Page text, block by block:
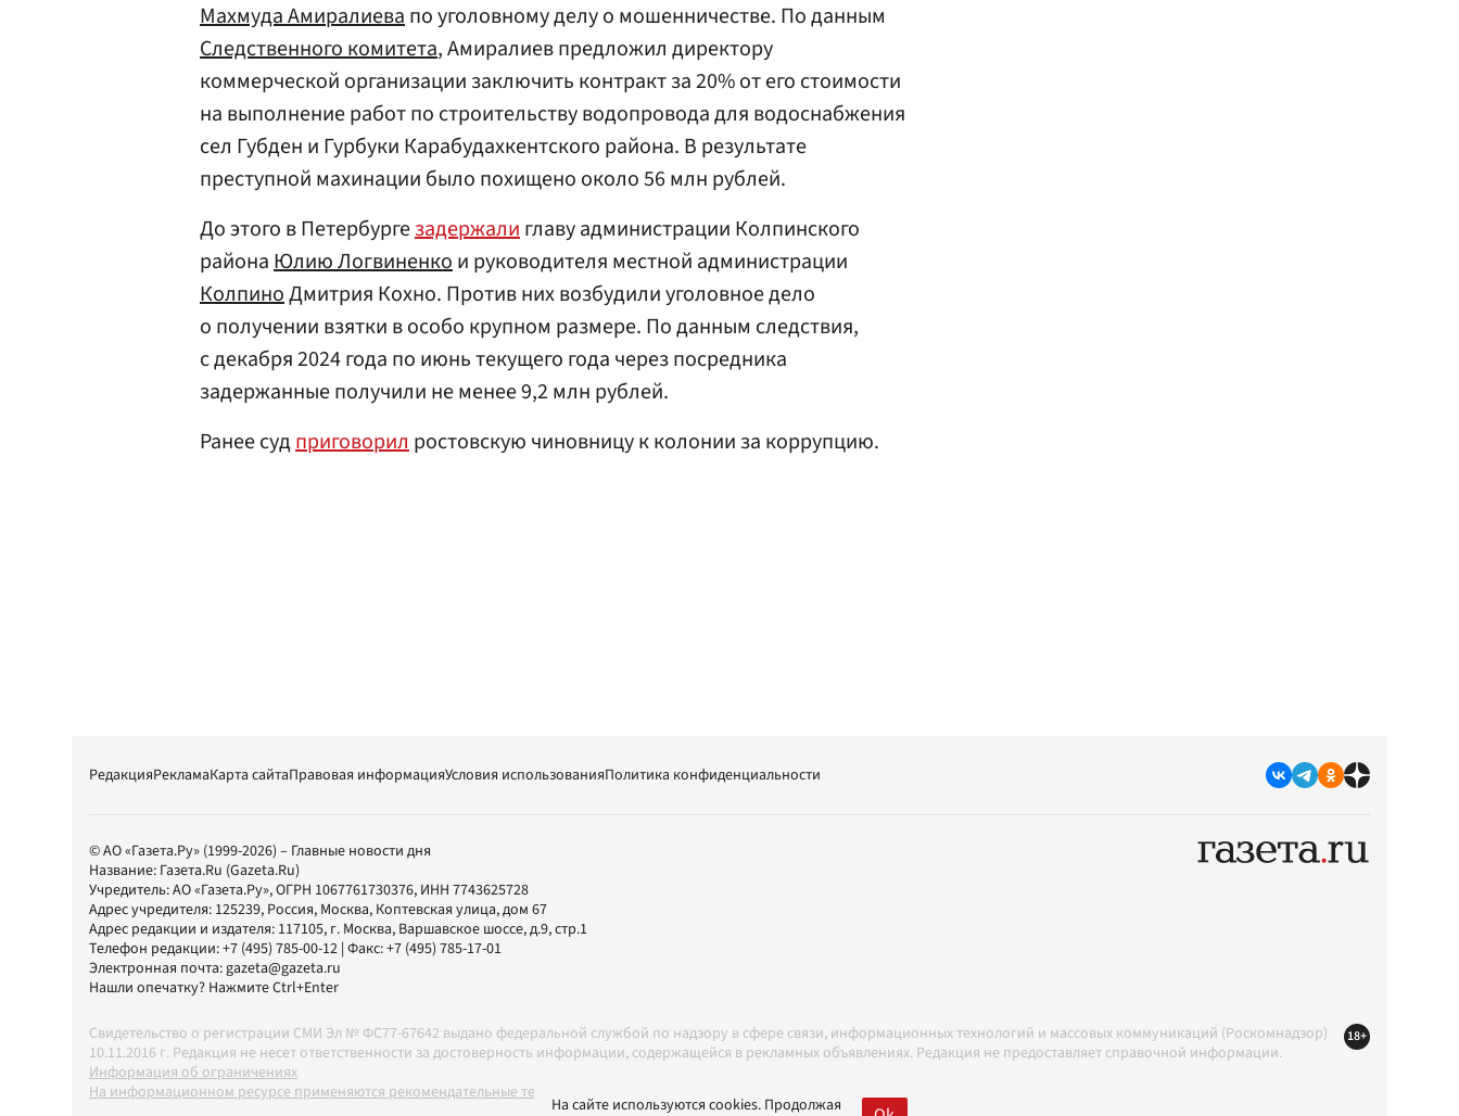
Махмуда Амиралиевапо уголовному делу о мошенничестве. По данным
Следственного комитета, Амиралиев предложил директору
коммерческой организации заключить контракт за 20% от его стоимости
на выполнение работ по строительству водопровода для водоснабжения
сел Губден и Гурбуки Карабудахкентского района. В результате
преступной махинации было похищено около 56 млн рублей.
До этого в Петербургезадержалиглаву администрации Колпинского
районаЮлию Логвиненкои руководителя местной администрации
КолпиноДмитрия Кохно. Против них возбудили уголовное дело
о получении взятки в особо крупном размере. По данным следствия,
с декабря 2024 года по июнь текущего года через посредника
задержанные получили не менее 9,2 млн рублей.
Ранее судприговорилростовскую чиновницу к колонии за коррупцию.
РедакцияРекламаКарта сайтаПравовая информацияУсловия использованияПолитика конфиденциальности
© АО «Газета.Ру» (1999-2026) – Главные новости дня
Название: Газета.Ru (Gazeta.Ru)
Учредитель:АО «Газета.Ру», ОГРН 1067761730376, ИНН 7743625728
Адрес учредителя: 125239, Россия, Москва, Коптевская улица, дом 67
Адрес редакции и издателя: 117105, г. Москва, Варшавское шоссе, д.9, стр.1
Телефон редакции:+7 (495) 785-00-12 | Факс:+7 (495) 785-17-01
Электронная почта:gazeta@gazeta.ru
Нашли опечатку? Нажмите Ctrl+Enter
Свидетельство о регистрации СМИ Эл № ФС77-67642 выдано федеральной службой по надзору в сфере связи, информационных технологий и массовых коммуникаций (Роскомнадзор)
10.11.2016 г. Редакция не несет ответственности за достоверность информации, содержащейся в рекламных объявлениях. Редакция не предоставляет справочной информации.
Информация об ограничениях
На информационном ресурсе применяются рекомендательные технологии в соответствии с Правилами
18+
На сайте используются cookies. Продолжая